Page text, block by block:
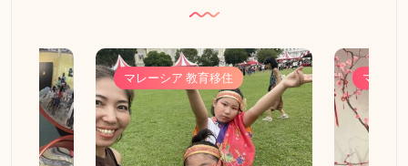
マレーシア 教育移住 マレー